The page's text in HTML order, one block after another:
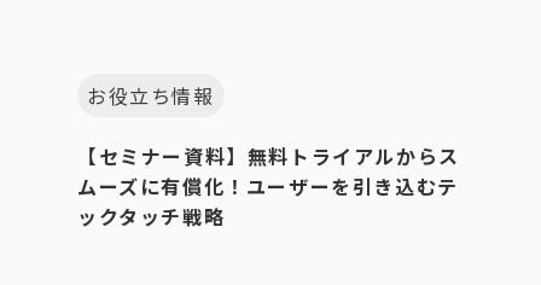
お役立ち情報
【セミナー資料】無料トライアルからス
ムーズに有償化！ユーザーを引き込むテ
ックタッチ戦略